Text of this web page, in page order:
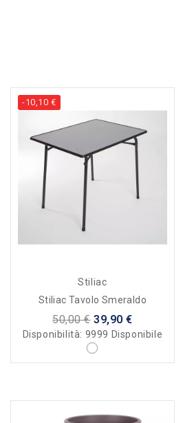
-10,10 €
Stiliac
Stiliac Tavolo Smeraldo
50,00 € 39,90 €
Disponibilità: 9999 Disponibile